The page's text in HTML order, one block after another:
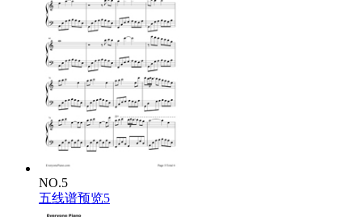
NO.5
五线谱预览5